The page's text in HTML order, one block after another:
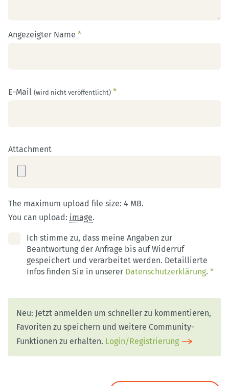
Angezeigter Name *
E-Mail (wird nicht veröffentlicht) *
Ich stimme zu, dass meine Angaben zur
Beantwortung der Anfrage bis auf Widerruf
gespeichert und verarbeitet werden. Detaillierte
Infos finden Sie in unserer Datenschutzerklärung. *
Attachment
The maximum upload file size: 4 MB.
You can upload: image.
Neu: Jetzt anmelden um schneller zu kommentieren,
Favoriten zu speichern und weitere Community-
Funktionen zu erhalten. Login/Registrierung